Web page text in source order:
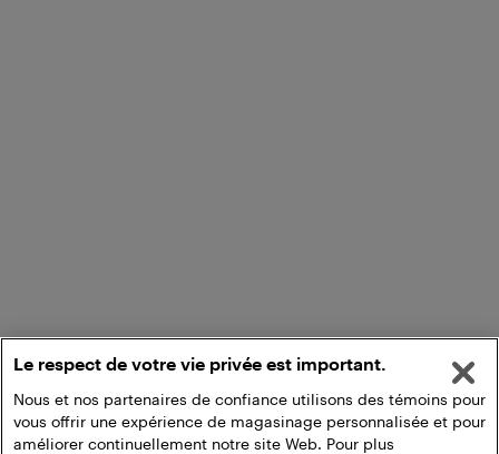
Le respect de votre vie privée est important.
Nous et nos partenaires de confiance utilisons des témoins pour
vous offrir une expérience de magasinage personnalisée et pour
améliorer continuellement notre site Web. Pour plus